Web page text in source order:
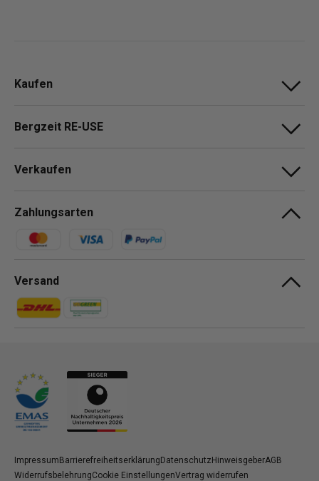
Kaufen
Bergzeit RE-USE
Verkaufen
Zahlungsarten
Zahlungsmethoden
Versand
Zahlungsmethoden
Zahlungsmethoden
ImpressumBarrierefreiheitserklärungDatenschutzHinweisgeberAGB
WiderrufsbelehrungCookie EinstellungenVertrag widerrufen